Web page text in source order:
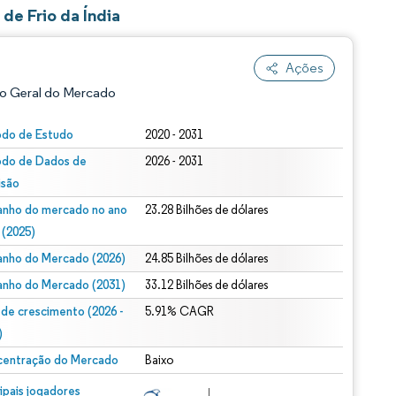
Frio da Índia
Ações
Geral do Mercado
de Estudo 2020 - 2031
de Dados de
2026 - 2031
do mercado no ano
23.28 Bilhões de dólares
do Mercado (2026) 24.85 Bilhões de dólares
do Mercado (2031) 33.12 Bilhões de dólares
de crescimento (2026 -
5.91% CAGR
do Mercado Baixo
jogadores
© Mordor Intelligence. O reuso requer atribuição conforme CC BY 4.0.
conforme CC BY 4.0.